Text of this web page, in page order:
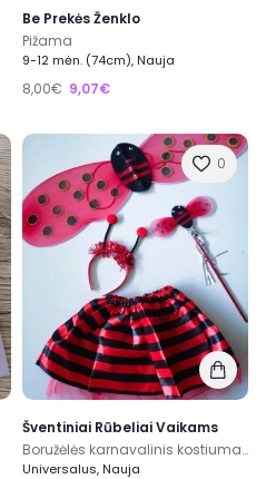
Be Prekės Ženklo
Pižama
9-12 mėn. (74cm), Nauja
8,00€ 9,07€
0
Šventiniai Rūbeliai Vaikams
Boružėlės karnavalinis kostiumas
Universalus, Nauja